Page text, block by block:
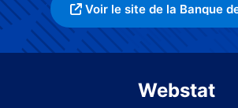
Voir le site de la Banque
Webstat